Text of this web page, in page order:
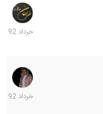
6
4